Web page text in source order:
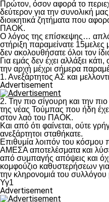
Πρώτον, όσον αφορά το
δεύτερον για την συνολική
διοικητικά ζητήματα που
ΠΑΟΚ.
Ο λόγος της επίσκεψης…
στήριξη παραμείνατε
δεν ακολουθήσατε όλοι τον
Για εμάς δεν έχει αλλάξει
την αρχή μέχρι σήμερα
1. Ανεξάρτητος ΑΣ και
Advertisement
2. Την πιο σίγουρη και την
της νέας Τούμπας που ήδη
στον λαό του ΠΑΟΚ.
Και από ότι φαίνεται, ούτε
ανεξάρτητοι σταθήκατε.
Επιθυμία λοιπόν του κόσμου
ΑΜΕΣΑ αποτελέσματα και
από συμπαγής απόψεις και
κομφούζιο καθυστερήσεων
την κληρονομιά του συλλόγου
Υγ1
Advertisement